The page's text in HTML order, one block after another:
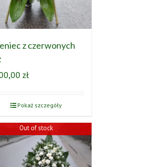
z czerwonych
zł
Pokaż szczegóły
Out of stock